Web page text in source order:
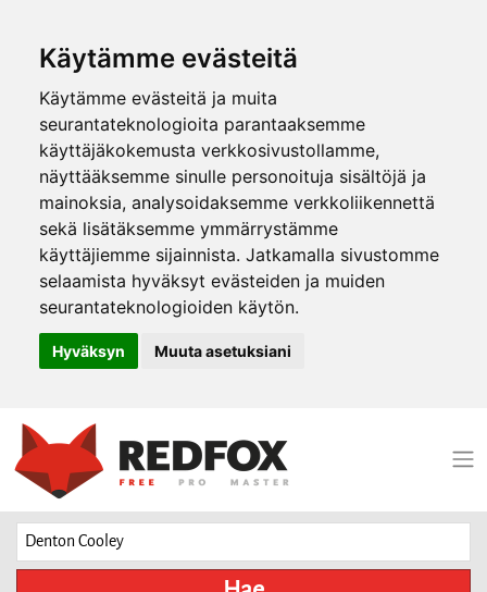
Käytämme evästeitä
Käytämme evästeitä ja muita
seurantateknologioita parantaaksemme
käyttäjäkokemusta verkkosivustollamme,
näyttääksemme sinulle personoituja sisältöjä ja
mainoksia, analysoidaksemme verkkoliikennettä
sekä lisätäksemme ymmärrystämme
käyttäjiemme sijainnista. Jatkamalla sivustomme
selaamista hyväksyt evästeiden ja muiden
seurantateknologioiden käytön.
Hyväksyn Muuta asetuksiani